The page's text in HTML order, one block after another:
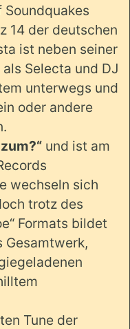
Soundquakes
14 der deutschen
ist neben seiner
Selecta und DJ
unterwegs und
oder andere
und ist am
wechseln sich
trotz des
Formats bildet
Gesamtwerk,
Tune der